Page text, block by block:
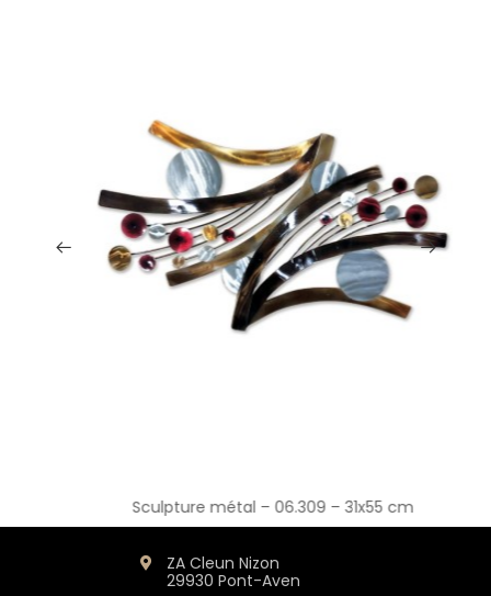
Sculpture métal – 06.309 – 31x55 cm
ZA Cleun Nizon
29930 Pont-Aven